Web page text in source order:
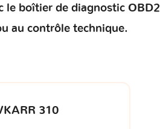
le boîtier de diagnostic OBD2
au contrôle technique.
310